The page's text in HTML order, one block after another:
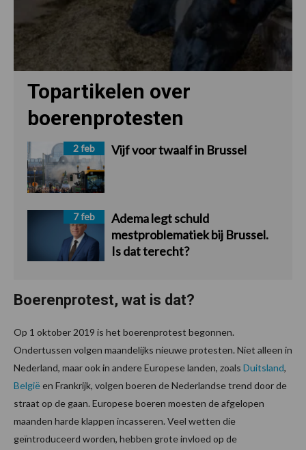
Topartikelen over
boerenprotesten
2 feb Vijf voor twaalf in Brussel
7 feb
Adema legt schuld
mestproblematiek bij Brussel.
Is dat terecht?
Boerenprotest, wat is dat?
Op 1 oktober 2019 is het boerenprotest begonnen.
Ondertussen volgen maandelijks nieuwe protesten. Niet alleen in
Nederland, maar ook in andere Europese landen, zoals Duitsland,
Belgiëen Frankrijk, volgen boeren de Nederlandse trend door de
straat op de gaan. Europese boeren moesten de afgelopen
maanden harde klappen incasseren. Veel wetten die
geïntroduceerd worden, hebben grote invloed op de